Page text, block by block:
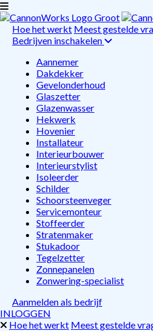
Hoe het werkt Meest gestelde
Bedrijven inschakelen
Aannemer
Dakdekker
Gevelonderhoud
Glaszetter
Glazenwasser
Hekwerk
Hovenier
Installateur
Interieurbouwer
Interieurstylist
Isoleerder
Schilder
Schoorsteenveger
Servicemonteur
Stoffeerder
Stratenmaker
Stukadoor
Tegelzetter
Zonnepanelen
Zonwering-specialist
Aanmelden als bedrijf
INLOGGEN
Hoe het werkt Meest gestelde